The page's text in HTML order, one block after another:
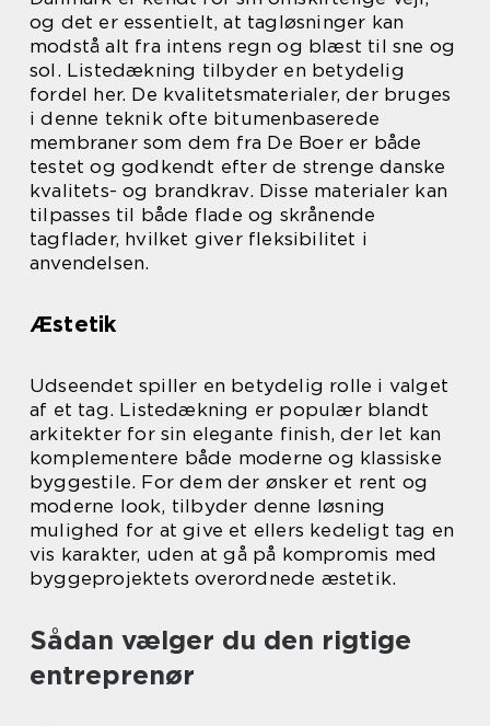
og det er essentielt, at tagløsninger kan
modstå alt fra intens regn og blæst til sne og
sol. Listedækning tilbyder en betydelig
fordel her. De kvalitetsmaterialer, der bruges
i denne teknik ofte bitumenbaserede
membraner som dem fra De Boer er både
testet og godkendt efter de strenge danske
kvalitets- og brandkrav. Disse materialer kan
tilpasses til både flade og skrånende
tagflader, hvilket giver fleksibilitet i
anvendelsen.
Æstetik
Udseendet spiller en betydelig rolle i valget
af et tag. Listedækning er populær blandt
arkitekter for sin elegante finish, der let kan
komplementere både moderne og klassiske
byggestile. For dem der ønsker et rent og
moderne look, tilbyder denne løsning
mulighed for at give et ellers kedeligt tag en
vis karakter, uden at gå på kompromis med
byggeprojektets overordnede æstetik.
Sådan vælger du den rigtige
entreprenør